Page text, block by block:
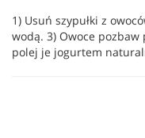
1) Usuń szypułki z
wodą. 3) Owoce pozbaw
polej je jogurtem